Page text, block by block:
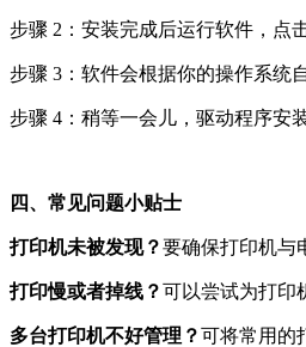
步骤 2：安装完成后运行软件，点
步骤 3：软件会根据你的操作系统
步骤 4：稍等一会儿，驱动程序安
四、常见问题小贴士​
打印机未被发现？要确保打印机与
打印慢或者掉线？可以尝试为打印
多台打印机不好管理？可将常用的